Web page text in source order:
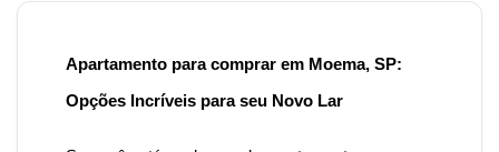
Apartamento para comprar em Moema, SP:
Opções Incríveis para seu Novo Lar